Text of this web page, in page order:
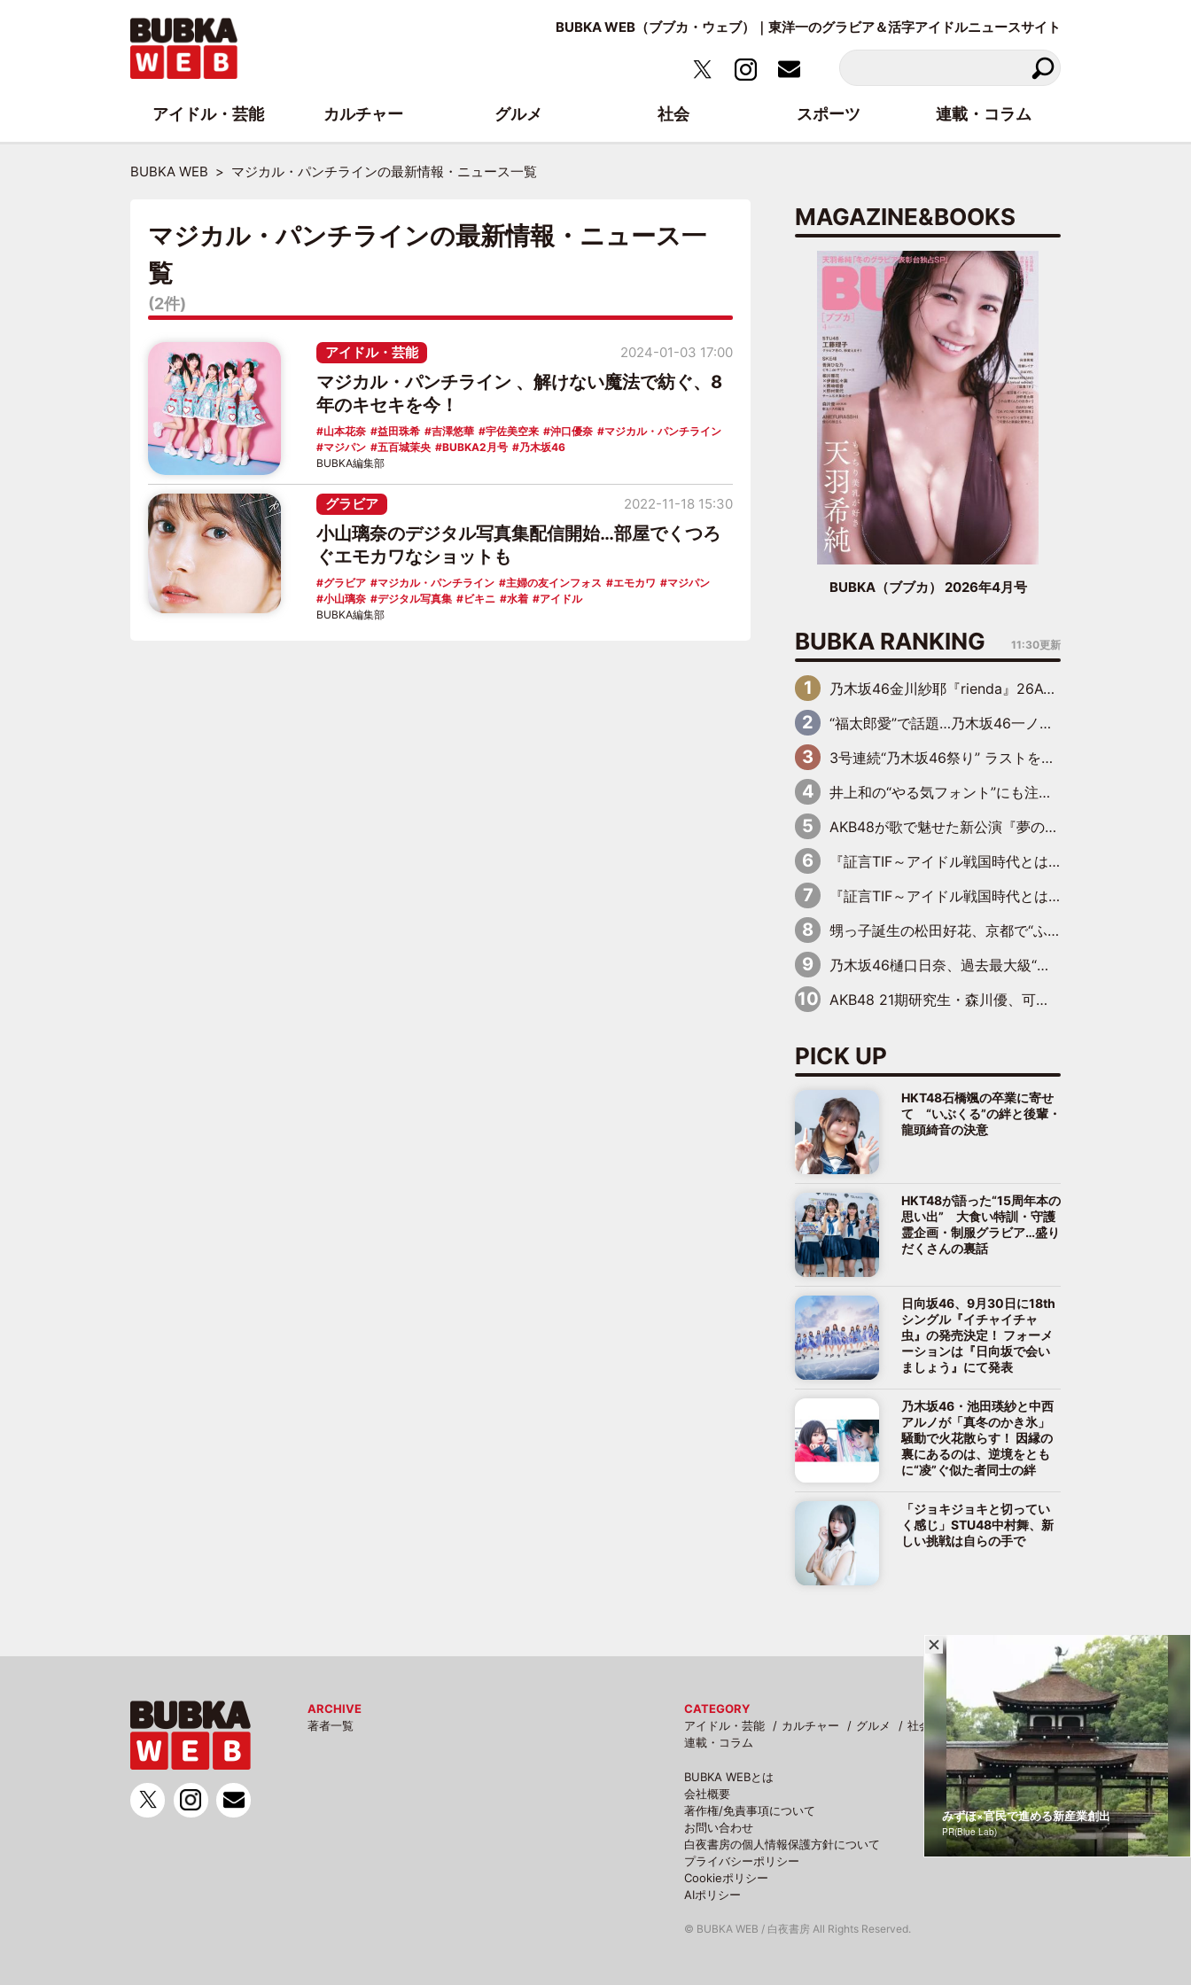
BUBKA WEB（ブブカ・ウェブ）｜東洋一のグラビア＆活字アイドルニュースサイト
BUBKA WEB マジカル・パンチラインの最新情報・ニュース一覧
マジカル・パンチラインの最新情報・ニュース一
覧
(2件)
アイドル・芸能
マジカル・パンチライン 、解けない魔法で紡ぐ、8
年のキセキを今！
山本花奈 益田珠希 吉澤悠華 宇佐美空来 沖口優奈
マジカル・パンチライン
マジパン
五百城茉央 BUBKA2月号 乃木坂46
2024-01-03 17:00
BUBKA編集部
グラビア
小山璃奈のデジタル写真集配信開始…部屋でくつろ
ぐエモカワなショットも
グラビア マジカル・パンチライン 主婦の友インフォス エモカワ
マジパン
小山璃奈
デジタル写真集 ビキニ 水着 アイドル
2022-11-18 15:30
BUBKA編集部
MAGAZINE&BOOKS
BUBKA（ブブカ） 2026年4月号
BUBKA RANKING 11:30更新
乃木坂46金川紗耶『rienda』26AW LOOKモデルに就任
“福太郎愛”で話題…乃木坂46一ノ瀬美空、地元福岡『めんべい25周年トップサポーター』に就任
3号連続“乃木坂46祭り” ラストを飾るのは賀喜遥香…5年ぶりの登場に「5年分大人になった私を見ていただけたら」
井上和の“やる気フォント”にも注目 乃木坂46が挑んだ書道パフォーマンスの舞台裏
AKB48が歌で魅せた新公演『夢のポップスター』 初日から全身全霊のステージ
『証言TIF～アイドル戦国時代とはなんだったのか～』第6回：でんぱ組.inc・古川未鈴×相沢梨紗「『ハロプロやりたかったな』って言ったら、夢眠ねむさんに『てめえはでんぱ組．incなんだよ！』って肩パンされて(笑)」
『証言TIF～アイドル戦国時代とはなんだったのか～』第11回：私立恵比寿中学・真山りか×安本彩花「TIFで10年ぶりのキョンシーメイクをしたら、場を完全に引かせてしまって。時代が変わったんだなって」
甥っ子誕生の松田好花、京都で“ふたつの家族”をはしご！ “母”黒谷友香に見送られ、“父”松岡昌宏とはハシゴ酒
乃木坂46樋口日奈、過去最大級“大人の色気”あふれる入浴姿披露
AKB48 21期研究生・森川優、可愛さもある大人の女性に
PICK UP
HKT48石橋颯の卒業に寄せ
て “いぶくる”の絆と後輩・
龍頭綺音の決意
HKT48が語った“15周年本の
思い出” 大食い特訓・守護
霊企画・制服グラビア…盛り
だくさんの裏話
日向坂46、9月30日に18th
シングル『イチャイチャ
虫』の発売決定！ フォーメ
ーションは『日向坂で会い
ましょう』にて発表
乃木坂46・池田瑛紗と中西
アルノが「真冬のかき氷」
騒動で火花散らす！ 因縁の
裏にあるのは、逆境をとも
に“凌”ぐ似た者同士の絆
「ジョキジョキと切ってい
く感じ」STU48中村舞、新
しい挑戦は自らの手で
ARCHIVE
著者一覧
CATEGORY
アイドル・芸能
カルチャー グルメ 社会
スポーツ
連載・コラム
BUBKA WEBとは
会社概要
著作権/免責事項について
お問い合わせ
白夜書房の個人情報保護方針について
プライバシーポリシー
Cookieポリシー
AIポリシー
© BUBKA WEB / 白夜書房 All Rights Reserved.
アイドル・芸能 カルチャー グルメ 社会 スポーツ 連載・コラム
みずほ×官民で進める新産業創出
PR(Blue Lab)